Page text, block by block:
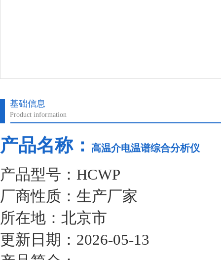
基础信息
Product information
产品名称： 高温介电温谱综合分析仪
产品型号：HCWP
厂商性质：生产厂家
所在地：北京市
更新日期：2026-05-13